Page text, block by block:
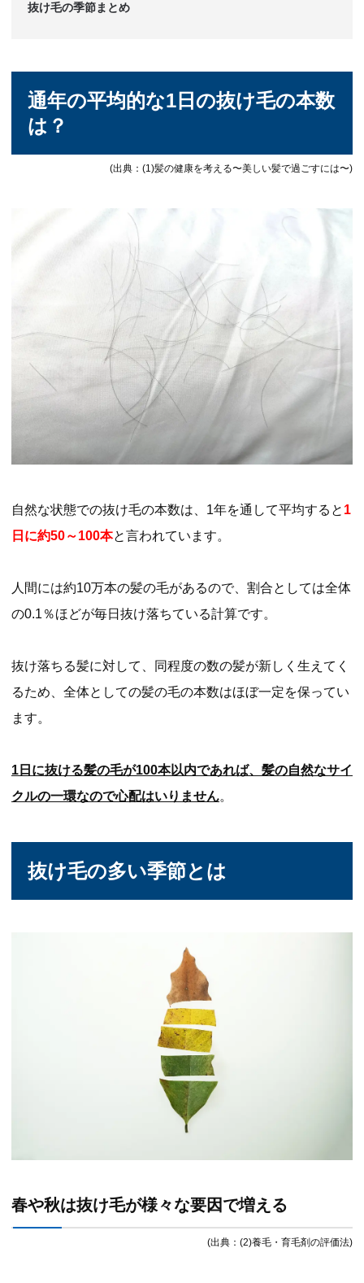
抜け毛の季節まとめ
通年の平均的な1日の抜け毛の本数
は？
(出典：(1)髪の健康を考える〜美しい髪で過ごすには〜)
自然な状態での抜け毛の本数は、1年を通して平均すると 1
日に約50～100本と言われています。
人間には約10万本の髪の毛があるので、割合としては全体
の0.1％ほどが毎日抜け落ちている計算です。
抜け落ちる髪に対して、同程度の数の髪が新しく生えてく
るため、全体としての髪の毛の本数はほぼ一定を保ってい
ます。
1日に抜ける髪の毛が100本以内であれば、髪の自然なサイ
クルの一環なので心配はいりません。
抜け毛の多い季節とは
春や秋は抜け毛が様々な要因で増える
(出典：(2)養毛・育毛剤の評価法)